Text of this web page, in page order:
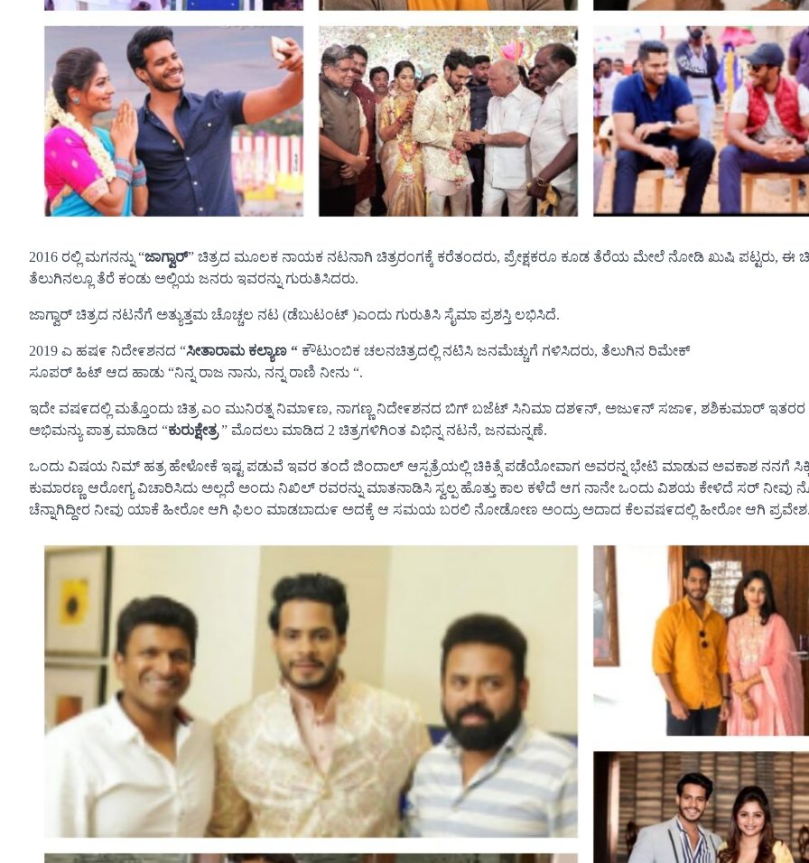
2016 ರಲ್ಲಿ ಮಗನನ್ನು “ಜಾಗ್ವಾರ್” ಚಿತ್ರದ ಮೂಲಕ ನಾಯಕ ನಟನಾಗಿ ಚಿತ್ರರಂಗಕ್ಕೆ ಕರೆತಂದರು, ಪ್ರೇಕ್ಷಕರೂ ಕೂಡ ತೆರೆಯ ಮೇಲೆ ನೋಡಿ ಖುಷಿ ಪಟ್ಟರು, ಈ
ತೆಲುಗಿನಲ್ಲೂ ತೆರೆ ಕಂಡು ಅಲ್ಲಿಯ ಜನರು ಇವರನ್ನು ಗುರುತಿಸಿದರು.
ಜಾಗ್ವಾರ್ ಚಿತ್ರದ ನಟನೆಗೆ ಅತ್ಯುತ್ತಮ ಚೊಚ್ಚಲ ನಟ (ಡೆಬುಟಂಟ್ )ಎಂದು ಗುರುತಿಸಿ ಸೈಮಾ ಪ್ರಶಸ್ತಿ ಲಭಿಸಿದೆ.
2019 ಎ ಹಷ೯ ನಿದೇ೯ಶನದ “ಸೀತಾರಾಮ ಕಲ್ಯಾಣ “ ಕೌಟುಂಬಿಕ ಚಲನಚಿತ್ರದಲ್ಲಿ ನಟಿಸಿ ಜನಮೆಚ್ಚುಗೆ ಗಳಿಸಿದರು, ತೆಲುಗಿನ ರಿಮೇಕ್
ಸೂಪರ್ ಹಿಟ್ ಆದ ಹಾಡು “ನಿನ್ನ ರಾಜ ನಾನು, ನನ್ನ ರಾಣಿ ನೀನು “.
ಇದೇ ವಷ೯ದಲ್ಲಿ ಮತ್ತೊಂದು ಚಿತ್ರ ಎಂ ಮುನಿರತ್ನ ನಿಮಾ೯ಣ, ನಾಗಣ್ಣ ನಿದೇ೯ಶನದ ಬಿಗ್ ಬಜೆಟ್ ಸಿನಿಮಾ ದಶ೯ನ್, ಅಜು೯ನ್ ಸಜಾ೯, ಶಶಿಕುಮಾರ್
ಅಭಿಮನ್ಯು ಪಾತ್ರ ಮಾಡಿದ “ಕುರುಕ್ಷೇತ್ರ” ಮೊದಲು ಮಾಡಿದ 2 ಚಿತ್ರಗಳಿಗಿಂತ ವಿಭಿನ್ನ ನಟನೆ, ಜನಮನ್ನಣೆ.
ಒಂದು ವಿಷಯ ನಿಮ್ ಹತ್ರ ಹೇಳೋಕೆ ಇಷ್ಟ ಪಡುವೆ ಇವರ ತಂದೆ ಜಿಂದಾಲ್ ಆಸ್ಪತ್ರೆಯಲ್ಲಿ ಚಿಕಿತ್ಸೆ ಪಡೆಯೋವಾಗ ಅವರನ್ನ ಭೇಟಿ ಮಾಡುವ ಅವಕಾಶ ನನಗೆ
ಕುಮಾರಣ್ಣ ಆರೋಗ್ಯ ವಿಚಾರಿಸಿದು ಅಲ್ಲದೆ ಅಂದು ನಿಖಿಲ್ ರವರನ್ನು ಮಾತನಾಡಿಸಿ ಸ್ವಲ್ಪ ಹೊತ್ತು ಕಾಲ ಕಳೆದೆ ಆಗ ನಾನೇ ಒಂದು ವಿಶಯ ಕೇಳಿದೆ ಸರ್
ಚೆನ್ನಾಗಿದ್ದೀರ ನೀವು ಯಾಕೆ ಹೀರೋ ಆಗಿ ಫಿಲಂ ಮಾಡಬಾದು೯ ಅದಕ್ಕೆ ಆ ಸಮಯ ಬರಲಿ ನೋಡೋಣ ಅಂದ್ರು ಅದಾದ ಕೆಲವಷ೯ದಲ್ಲಿ ಹೀರೋ ಆಗಿ